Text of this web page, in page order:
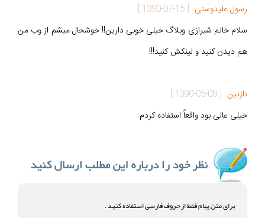
رسول علیدوستی [
1390-07-15
]
سلام خانم شیرازی وبلاگ خیلی خوبی دارین!! خوشحال میشم از وب من
هم دیدن کنید و لینکش کنید!!!
نازنین [
1390-05-08
]
خیلی عالی بود واقعاً استفاده کردم
برای متن پیام فقط از حروف فارسی استفاده کنید .